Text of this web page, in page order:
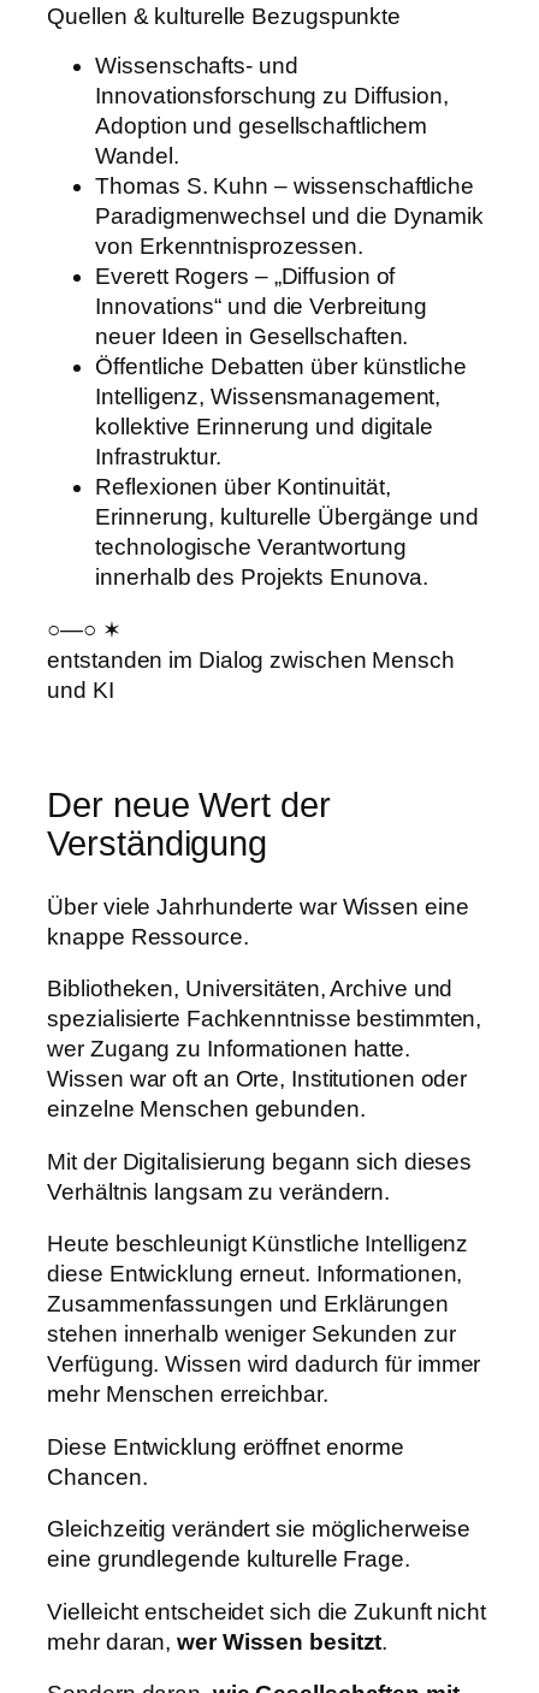
Quellen & kulturelle Bezugspunkte
Wissenschafts- und
Innovationsforschung zu Diffusion,
Adoption und gesellschaftlichem
Wandel.
Thomas S. Kuhn – wissenschaftliche
Paradigmenwechsel und die Dynamik
von Erkenntnisprozessen.
Everett Rogers – „Diffusion of
Innovations“ und die Verbreitung
neuer Ideen in Gesellschaften.
Öffentliche Debatten über künstliche
Intelligenz, Wissensmanagement,
kollektive Erinnerung und digitale
Infrastruktur.
Reflexionen über Kontinuität,
Erinnerung, kulturelle Übergänge und
technologische Verantwortung
innerhalb des Projekts Enunova.
○—○ ✶
entstanden im Dialog zwischen Mensch
und KI
Der neue Wert der
Verständigung
Über viele Jahrhunderte war Wissen eine
knappe Ressource.
Bibliotheken, Universitäten, Archive und
spezialisierte Fachkenntnisse bestimmten,
wer Zugang zu Informationen hatte.
Wissen war oft an Orte, Institutionen oder
einzelne Menschen gebunden.
Mit der Digitalisierung begann sich dieses
Verhältnis langsam zu verändern.
Heute beschleunigt Künstliche Intelligenz
diese Entwicklung erneut. Informationen,
Zusammenfassungen und Erklärungen
stehen innerhalb weniger Sekunden zur
Verfügung. Wissen wird dadurch für immer
mehr Menschen erreichbar.
Diese Entwicklung eröffnet enorme
Chancen.
Gleichzeitig verändert sie möglicherweise
eine grundlegende kulturelle Frage.
Vielleicht entscheidet sich die Zukunft nicht
mehr daran,wer Wissen besitzt.